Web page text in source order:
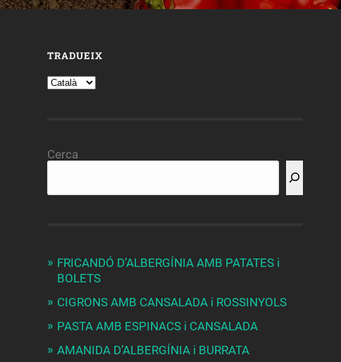
TRADUEIX
Cerca
FRICANDÓ D’ALBERGÍNIA AMB PATATES i
BOLETS
CIGRONS AMB CANSALADA i ROSSINYOLS
PASTA AMB ESPINACS i CANSALADA
AMANIDA D’ALBERGÍNIA i BURRATA